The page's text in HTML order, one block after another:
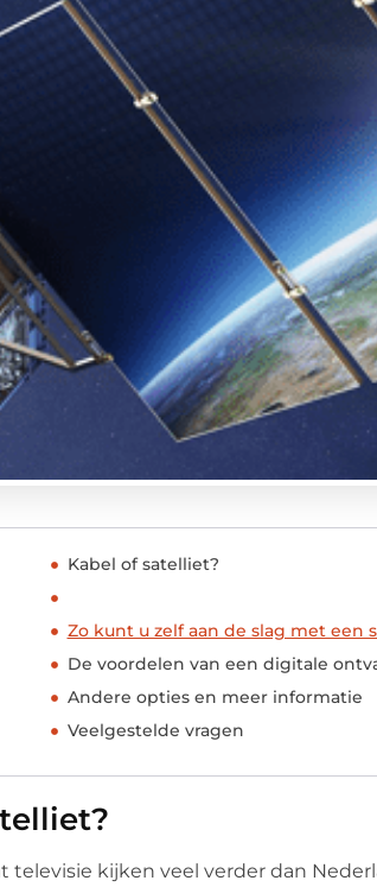
Kabel of satelliet?
Zo kunt u zelf aan de slag met een
De voordelen van een digitale
Andere opties en meer informatie
Veelgestelde vragen
televisie kijken veel verder dan